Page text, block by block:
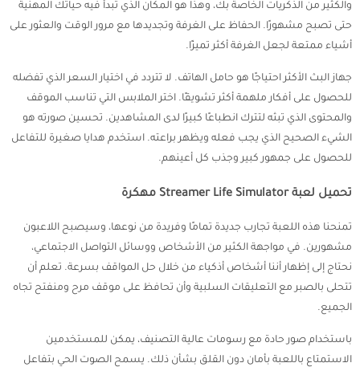
والكثير من الذكريات الخاصة بك، وهذا هو المكان الذي تبدأ فيه حياتك المهنية
حتى تصبح مشهورًا. الحفاظ على الغرفة وتجديدها مع مرور الوقت والعثور على
أشياء ممتعة لجعل الغرفة أكثر تميزًا.
جهاز البث الأكثر احتياجًا هو حامل الهاتف. لا تتردد في اختيار السعر الذي تفضله
للحصول على أفكار ملهمة أكثر تشويقًا. اختر الملابس التي تناسب الموقف
والمحتوى الذي تبثه لتترك انطباعًا كبيرًا لدى المشاهدين. تحسين صورته هو
الشيء الصحيح الذي يجب فعله ويظهر براعته. استخدم هدايا صغيرة للتفاعل
للحصول على جمهور كبير وجذب كل أعينهم.
تحميل لعبة Streamer Life Simulator مهكرة
تمنحنا هذه اللعبة تجارب جديدة تمامًا وفريدة من نوعها، وسيصبح اللاعبون
مشهورين. في مواجهة الكثير من الأشخاص ووسائل التواصل الاجتماعي،
نحتاج إلى إظهار أننا أشخاص أذكياء من خلال حل المواقف بسرعة. تعلم أن
تتحلى بالصبر مع التعليقات السلبية وأن تحافظ على موقف مرح ومنفتح تجاه
الجميع.
باستخدام صور حادة مع رسومات عالية التصنيف، يمكن للمستخدمين
الاستمتاع باللعبة بأمان دون القلق بشأن ذلك. يسمح الصوت الحي بتفاعل